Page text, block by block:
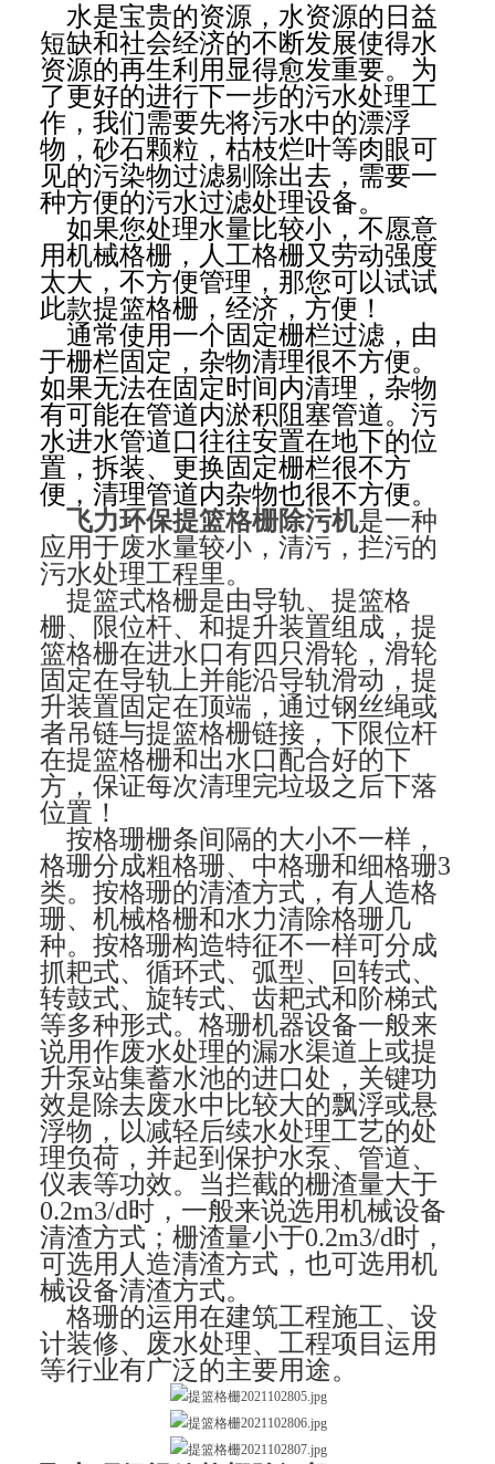
水是宝贵的资源，水资源的日益
短缺和社会经济的不断发展使得水
资源的再生利用显得愈发重要。为
了更好的进行下一步的污水处理工
作，我们需要先将污水中的漂浮
物，砂石颗粒，枯枝烂叶等肉眼可
见的污染物过滤剔除出去，需要一
种方便的污水过滤处理设备。
如果您处理水量比较小，不愿意
用机械格栅，人工格栅又劳动强度
太大，不方便管理，那您可以试试
此款提篮格栅，经济，方便！
通常使用一个固定栅栏过滤，由
于栅栏固定，杂物清理很不方便。
如果无法在固定时间内清理，杂物
有可能在管道内淤积阻塞管道。污
水进水管道口往往安置在地下的位
置，拆装、更换固定栅栏很不方
便，清理管道内杂物也很不方便。
飞力环保提篮格栅除污机是一种
应用于废水量较小，清污，拦污的
污水处理工程里。
提篮式格栅是由导轨、提篮格
栅、限位杆、和提升装置组成，提
篮格栅在进水口有四只滑轮，滑轮
固定在导轨上并能沿导轨滑动，提
升装置固定在顶端，通过钢丝绳或
者吊链与提篮格栅链接，下限位杆
在提篮格栅和出水口配合好的下
方，保证每次清理完垃圾之后下落
位置！
按格珊栅条间隔的大小不一样，
格珊分成粗格珊、中格珊和细格珊3
类。按格珊的清渣方式，有人造格
珊、机械格栅和水力清除格珊几
种。按格珊构造特征不一样可分成
抓耙式、循环式、弧型、回转式、
转鼓式、旋转式、齿耙式和阶梯式
等多种形式。格珊机器设备一般来
说用作废水处理的漏水渠道上或提
升泵站集蓄水池的进口处，关键功
效是除去废水中比较大的飘浮或悬
浮物，以减轻后续水处理工艺的处
理负荷，并起到保护水泵、管道、
仪表等功效。当拦截的栅渣量大于
0.2m3/d时，一般来说选用机械设备
清渣方式；栅渣量小于0.2m3/d时，
可选用人造清渣方式，也可选用机
械设备清渣方式。
格珊的运用在建筑工程施工、设
计装修、废水处理、工程项目运用
等行业有广泛的主要用途。